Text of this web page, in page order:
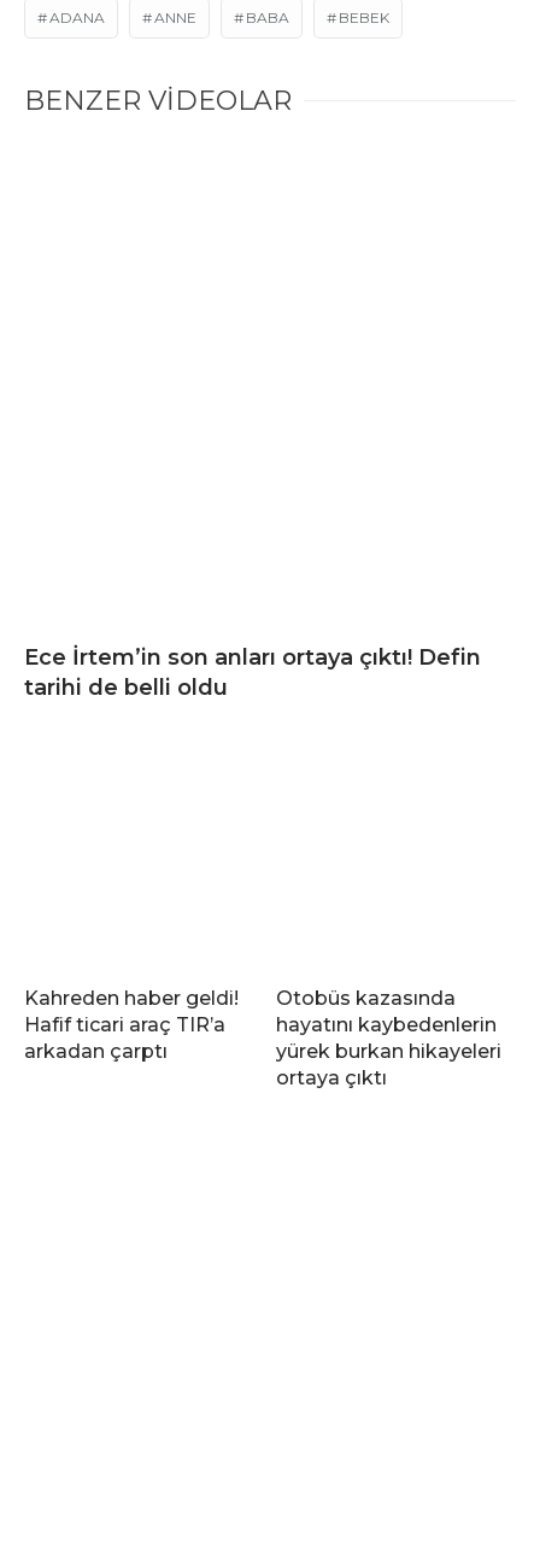
ADANA ANNE BABA BEBEK
BENZER VİDEOLAR
Ece İrtem’in son anları ortaya çıktı! Defin
tarihi de belli oldu
Kahreden haber geldi!
Hafif ticari araç TIR’a
arkadan çarptı
Otobüs kazasında
hayatını kaybedenlerin
yürek burkan hikayeleri
ortaya çıktı